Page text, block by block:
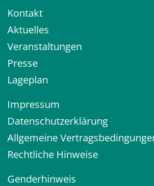
Kontakt
Aktuelles
Veranstaltungen
Presse
Lageplan
Impressum
Datenschutzerklärung
Allgemeine
Rechtliche Hinweise
Genderhinweis